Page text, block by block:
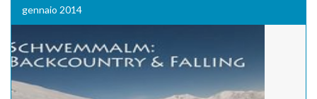
gennaio 2014